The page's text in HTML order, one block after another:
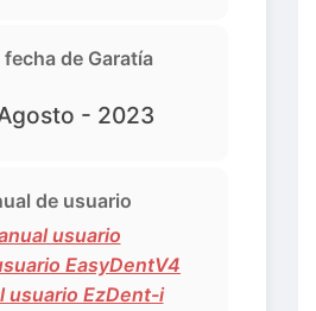
de Garatía
- 2023
de usuario
usuario
EasyDentV4
usuario EzDent-i